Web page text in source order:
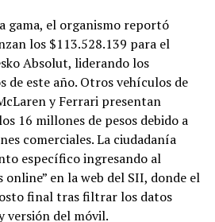
gama, el organismo reportó
los $113.528.139 para el
Absolut, liderando los
de este año. Otros vehículos de
y Ferrari presentan
16 millones de pesos debido a
comerciales. La ciudadanía
específico ingresando al
online” en la web del SII, donde el
final tras filtrar los datos
versión del móvil.